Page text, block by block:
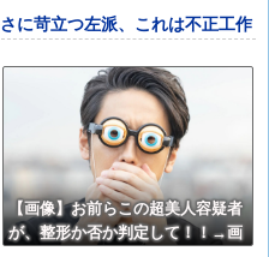
に苛立つ左派、これは不正工作
【画像】お前らこの超美人容疑者
が、整形か否か判定して！！→画